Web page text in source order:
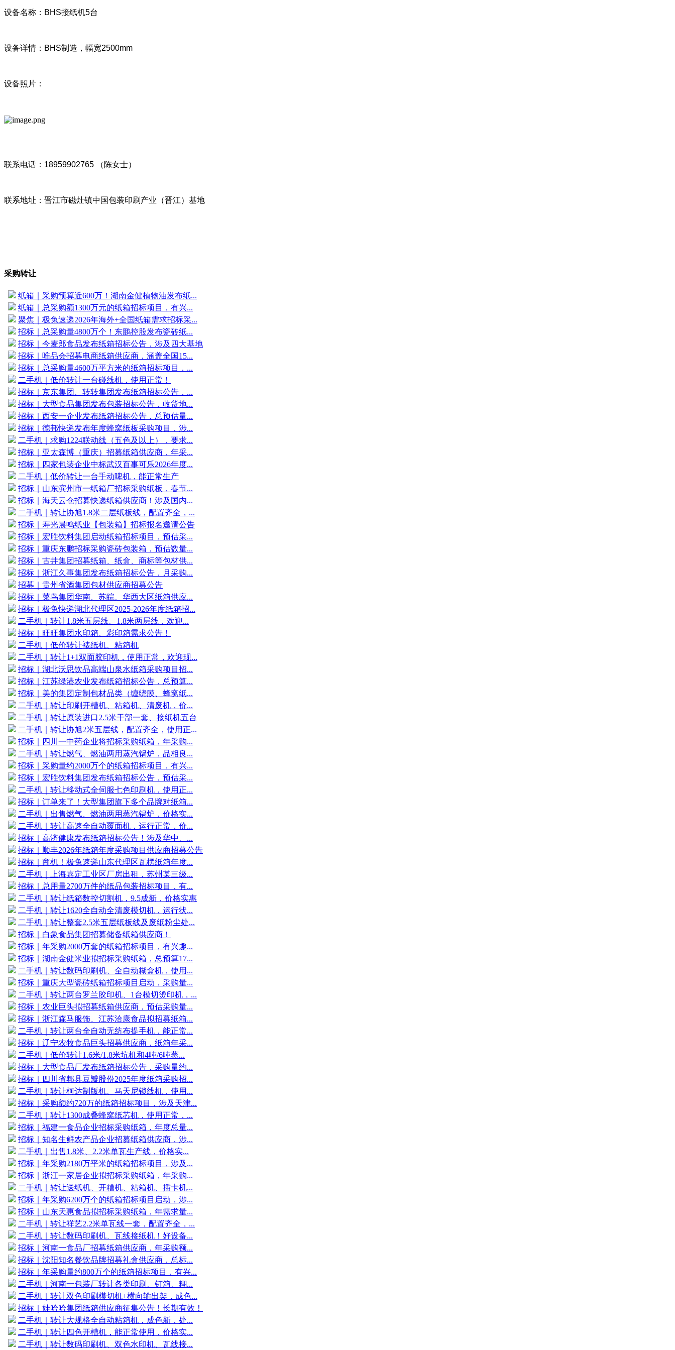
设备名称：BHS接纸机5台
设备详情：BHS制造，幅宽2500mm
设备照片：
联系电话：18959902765 （陈女士）
联系地址：晋江市磁灶镇中国包装印刷产业（晋江）基地
采购转让
纸箱｜采购预算近600万！湖南金健植物油发布纸...
纸箱｜总采购额1300万元的纸箱招标项目，有兴...
聚焦｜极兔速递2026年海外+全国纸箱需求招标采...
招标｜总采购量4800万个！东鹏控股发布瓷砖纸...
招标｜今麦郎食品发布纸箱招标公告，涉及四大基地
招标｜唯品会招募电商纸箱供应商，涵盖全国15...
招标｜总采购量4600万平方米的纸箱招标项目，...
二手机｜低价转让一台碰线机，使用正常！
招标｜京东集团、转转集团发布纸箱招标公告，...
招标｜大型食品集团发布包装招标公告，收货地...
招标｜西安一企业发布纸箱招标公告，总预估量...
招标｜德邦快递发布年度蜂窝纸板采购项目，涉...
二手机｜求购1224联动线（五色及以上），要求...
招标｜亚太森博（重庆）招募纸箱供应商，年采...
招标｜四家包装企业中标武汉百事可乐2026年度...
二手机｜低价转让一台手动啤机，能正常生产
招标｜山东滨州市一纸箱厂招标采购纸板，春节...
招标｜海天云仓招募快递纸箱供应商！涉及国内...
二手机｜转让协旭1.8米二层纸板线，配置齐全，...
招标｜寿光晨鸣纸业【包装箱】招标报名邀请公告
招标｜宏胜饮料集团启动纸箱招标项目，预估采...
招标｜重庆东鹏招标采购瓷砖包装箱，预估数量...
招标｜古井集团招募纸箱、纸盒、商标等包材供...
招标｜浙江久事集团发布纸箱招标公告，月采购...
招募｜贵州省酒集团包材供应商招募公告
招标｜菜鸟集团华南、苏皖、华西大区纸箱供应...
招标｜极兔快递湖北代理区2025-2026年度纸箱招...
二手机｜转让1.8米五层线、1.8米两层线，欢迎...
招标｜旺旺集团水印箱、彩印箱需求公告！
二手机｜低价转让裱纸机、粘箱机
二手机｜转让1+1双面胶印机，使用正常，欢迎现...
招标｜湖北沃思饮品高端山泉水纸箱采购项目招...
招标｜江苏绿港农业发布纸箱招标公告，总预算...
招标｜美的集团定制包材品类（缠绕膜、蜂窝纸...
二手机｜转让印刷开槽机、粘箱机、清废机，价...
二手机｜转让原装进口2.5米干部一套、接纸机五台
二手机｜转让协旭2米五层线，配置齐全，使用正...
招标｜四川一中药企业将招标采购纸箱，年采购...
二手机｜转让燃气、燃油两用蒸汽锅炉，品相良...
招标｜采购量约2000万个的纸箱招标项目，有兴...
招标｜宏胜饮料集团发布纸箱招标公告，预估采...
二手机｜转让移动式全伺服七色印刷机，使用正...
招标｜订单来了！大型集团旗下多个品牌对纸箱...
二手机｜出售燃气、燃油两用蒸汽锅炉，价格实...
二手机｜转让高速全自动覆面机，运行正常，价...
招标｜高济健康发布纸箱招标公告！涉及华中、...
招标｜顺丰2026年纸箱年度采购项目供应商招募公告
招标｜商机！极兔速递山东代理区瓦楞纸箱年度...
二手机｜上海嘉定工业区厂房出租，苏州某三级...
招标｜总用量2700万件的纸品包装招标项目，有...
二手机｜转让纸箱数控切割机，9.5成新，价格实惠
二手机｜转让1620全自动全清废模切机，运行状...
二手机｜转让整套2.5米五层纸板线及废纸粉尘处...
招标｜白象食品集团招募储备纸箱供应商！
招标｜年采购2000万套的纸箱招标项目，有兴趣...
招标｜湖南金健米业拟招标采购纸箱，总预算17...
二手机｜转让数码印刷机、全自动糊盒机，使用...
招标｜重庆大型瓷砖纸箱招标项目启动，采购量...
二手机｜转让两台罗兰胶印机、1台模切烫印机，...
招标｜农业巨头拟招募纸箱供应商，预估采购量...
招标｜浙江森马服饰、江苏洽康食品拟招募纸箱...
二手机｜转让两台全自动无纺布提手机，能正常...
招标｜辽宁农牧食品巨头招募供应商，纸箱年采...
二手机｜低价转让1.6米/1.8米坑机和4吨/6吨蒸...
招标｜大型食品厂发布纸箱招标公告，采购量约...
招标｜四川省郫县豆瓣股份2025年度纸箱采购招...
二手机｜转让柯达制版机、马天尼锁线机，使用...
招标｜采购额约720万的纸箱招标项目，涉及天津...
二手机｜转让1300成叠蜂窝纸芯机，使用正常，...
招标｜福建一食品企业招标采购纸箱，年度总量...
招标｜知名生鲜农产品企业招募纸箱供应商，涉...
二手机｜出售1.8米、2.2米单瓦生产线，价格实...
招标｜年采购2180万平米的纸箱招标项目，涉及...
招标｜浙江一家居企业拟招标采购纸箱，年采购...
二手机｜转让送纸机、开糟机、粘箱机、插卡机...
招标｜年采购6200万个的纸箱招标项目启动，涉...
招标｜山东天惠食品拟招标采购纸箱，年需求量...
二手机｜转让祥艺2.2米单瓦线一套，配置齐全，...
二手机｜转让数码印刷机、瓦线接纸机！好设备...
招标｜河南一食品厂招募纸箱供应商，年采购额...
招标｜沈阳知名餐饮品牌招募礼盒供应商，总标...
招标｜年采购量约800万个的纸箱招标项目，有兴...
二手机｜河南一包装厂转让各类印刷、钉箱、糊...
二手机｜转让双色印刷模切机+横向输出架，成色...
招标｜娃哈哈集团纸箱供应商征集公告！长期有效！
二手机｜转让大规格全自动粘箱机，成色新，处...
二手机｜转让四色开槽机，能正常使用，价格实...
二手机｜转让数码印刷机、双色水印机、瓦线接...